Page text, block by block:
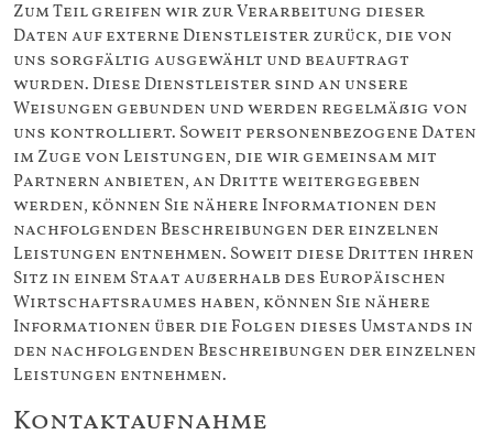
Zum Teil greifen wir zur Verarbeitung dieser
Daten auf externe Dienstleister zurück, die von
uns sorgfältig ausgewählt und beauftragt
wurden. Diese Dienstleister sind an unsere
Weisungen gebunden und werden regelmäßig von
uns kontrolliert. Soweit personenbezogene Daten
im Zuge von Leistungen, die wir gemeinsam mit
Partnern anbieten, an Dritte weitergegeben
werden, können Sie nähere Informationen den
nachfolgenden Beschreibungen der einzelnen
Leistungen entnehmen. Soweit diese Dritten ihren
Sitz in einem Staat außerhalb des Europäischen
Wirtschaftsraumes haben, können Sie nähere
Informationen über die Folgen dieses Umstands in
den nachfolgenden Beschreibungen der einzelnen
Leistungen entnehmen.
Kontaktaufnahme